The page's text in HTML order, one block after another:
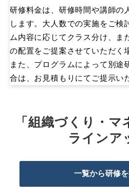
研修料金は、研修時間や講師の
します。大人数での実施をご検
ム内容に応じてクラス分け、ま
の配置をご提案させていただく
また、プログラムによって別途
合は、お見積もりにてご提示い
「組織づくり・マ
ラインア
一覧から研修